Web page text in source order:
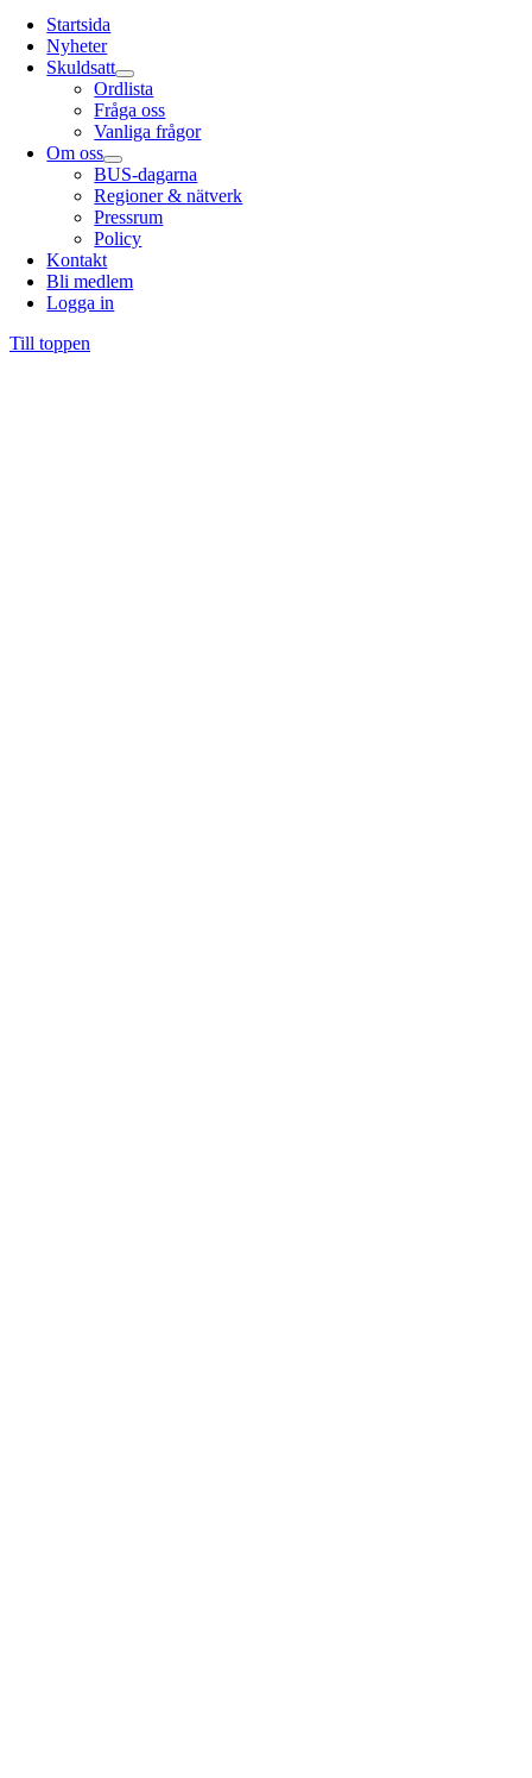
Startsida
Nyheter
Skuldsatt
Ordlista
Fråga oss
Vanliga frågor
Om oss
BUS-dagarna
Regioner & nätverk
Pressrum
Policy
Kontakt
Bli medlem
Logga in
Till toppen